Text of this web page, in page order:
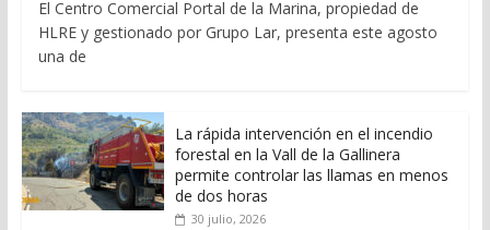
El Centro Comercial Portal de la Marina, propiedad de
HLRE y gestionado por Grupo Lar, presenta este agosto
una de
La rápida intervención en el incendio
forestal en la Vall de la Gallinera
permite controlar las llamas en menos
de dos horas
30 julio, 2026